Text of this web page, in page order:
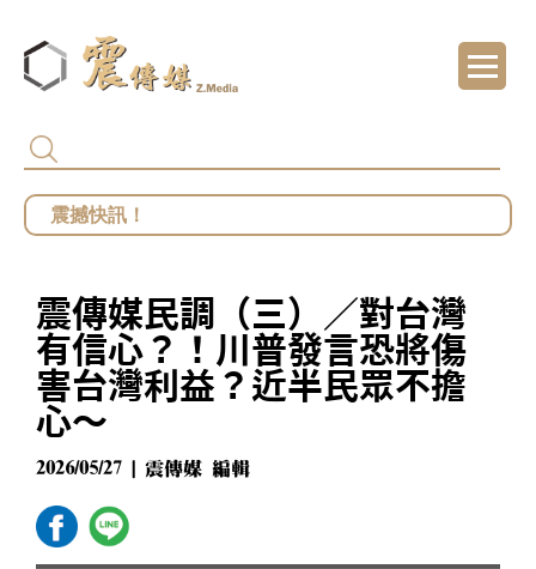
鄭麗文勝選國民黨主席 王鴻薇曝首要任務：
震傳媒民調（三）／對台灣
有信心？！川普發言恐將傷
害台灣利益？近半民眾不擔
心～
2026/05/27 | 震傳媒 編輯